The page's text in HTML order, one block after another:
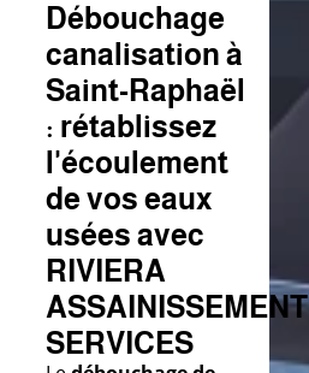
Débouchage
canalisation à
Saint-Raphaël
: rétablissez
l'écoulement
de vos eaux
usées avec
RIVIERA
ASSAINISSEMENT
SERVICES